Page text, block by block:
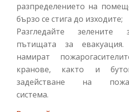
разпределението на
бързо се стига до изходите;
Разгледайте зелените
пътищата за
намират
кранове, както и
задействане на
система.